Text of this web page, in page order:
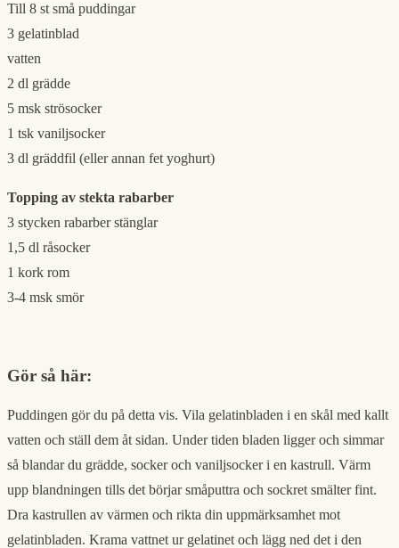
Till 8 st små puddingar
3 gelatinblad
vatten
2 dl grädde
5 msk strösocker
1 tsk vaniljsocker
3 dl gräddfil (eller annan fet yoghurt)
Topping av stekta rabarber
3 stycken rabarber stänglar
1,5 dl råsocker
1 kork rom
3-4 msk smör
Gör så här:
Puddingen gör du på detta vis. Vila gelatinbladen i en skål med kallt
vatten och ställ dem åt sidan. Under tiden bladen ligger och simmar
så blandar du grädde, socker och vaniljsocker i en kastrull. Värm
upp blandningen tills det börjar småputtra och sockret smälter fint.
Dra kastrullen av värmen och rikta din uppmärksamhet mot
gelatinbladen. Krama vattnet ur gelatinet och lägg ned det i den